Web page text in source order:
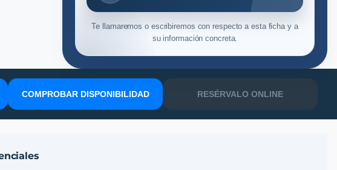
Te llamaremos o escribiremos con respecto a esta ficha y a
su información concreta.
COMPROBAR DISPONIBILIDAD RESÉRVALO ONLINE